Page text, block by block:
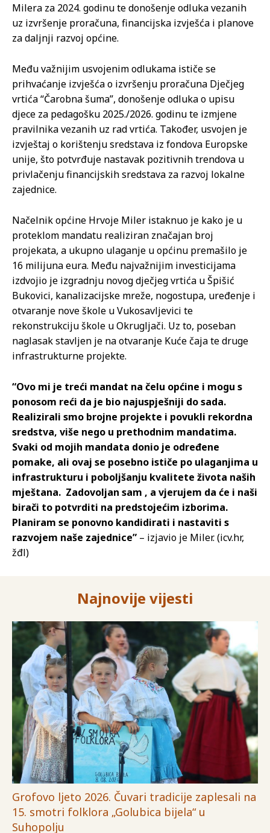
Milera za 2024. godinu te donošenje odluka vezanih
uz izvršenje proračuna, financijska izvješća i planove
za daljnji razvoj općine.
Među važnijim usvojenim odlukama ističe se
prihvaćanje izvješća o izvršenju proračuna Dječjeg
vrtića “Čarobna šuma”, donošenje odluka o upisu
djece za pedagošku 2025./2026. godinu te izmjene
pravilnika vezanih uz rad vrtića. Također, usvojen je
izvještaj o korištenju sredstava iz fondova Europske
unije, što potvrđuje nastavak pozitivnih trendova u
privlačenju financijskih sredstava za razvoj lokalne
zajednice.
Načelnik općine Hrvoje Miler istaknuo je kako je u
proteklom mandatu realiziran značajan broj
projekata, a ukupno ulaganje u općinu premašilo je
16 milijuna eura. Među najvažnijim investicijama
izdvojio je izgradnju novog dječjeg vrtića u Špišić
Bukovici, kanalizacijske mreže, nogostupa, uređenje i
otvaranje nove škole u Vukosavljevici te
rekonstrukciju škole u Okrugljači. Uz to, poseban
naglasak stavljen je na otvaranje Kuće čaja te druge
infrastrukturne projekte.
“Ovo mi je treći mandat na čelu općine i mogu s
ponosom reći da je bio najuspješniji do sada.
Realizirali smo brojne projekte i povukli rekordna
sredstva, više nego u prethodnim mandatima.
Svaki od mojih mandata donio je određene
pomake, ali ovaj se posebno ističe po ulaganjima u
infrastrukturu i poboljšanju kvalitete života naših
mještana. Zadovoljan sam , a vjerujem da će i naši
birači to potvrditi na predstojećim izborima.
Planiram se ponovno kandidirati i nastaviti s
razvojem naše zajednice” – izjavio je Miler. (icv.hr,
žđl)
Najnovije vijesti
Grofovo ljeto 2026. Čuvari tradicije zaplesali na
15. smotri folklora „Golubica bijela“ u
Suhopolju